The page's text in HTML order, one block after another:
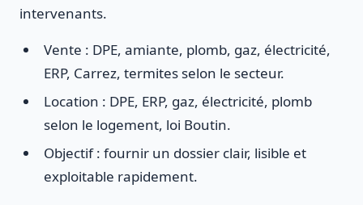
intervenants.
Vente : DPE, amiante, plomb, gaz, électricité,
ERP, Carrez, termites selon le secteur.
Location : DPE, ERP, gaz, électricité, plomb
selon le logement, loi Boutin.
Objectif : fournir un dossier clair, lisible et
exploitable rapidement.